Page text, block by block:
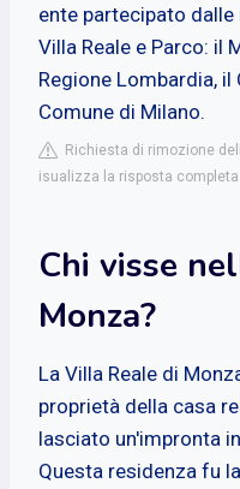
ente partecipato
Villa Reale e Parco: il
Regione Lombardia,
Comune di Milano.
Richiesta di rimozione
isualizza la risposta
Chi visse
Monza?
La Villa Reale di
proprietà della casa
lasciato un'impronta
Questa residenza fu